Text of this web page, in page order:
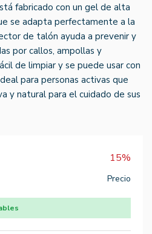
fabricado con un gel de alta
se adapta perfectamente a la
de talón ayuda a prevenir y
por callos, ampollas y
de limpiar y se puede usar con
para personas activas que
y natural para el cuidado de sus
15%
Precio